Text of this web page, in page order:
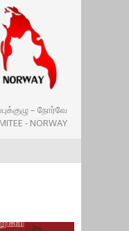
– நோர்வே
- NORWAY